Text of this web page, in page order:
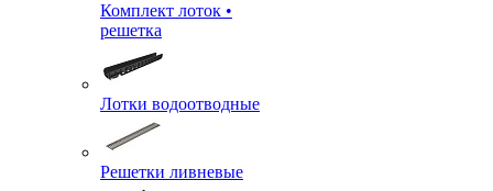
Комплект лоток •
решетка
Лотки водоотводные
Решетки ливневые